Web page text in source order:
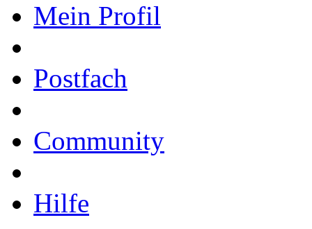
Mein Profil
Postfach
Community
Hilfe